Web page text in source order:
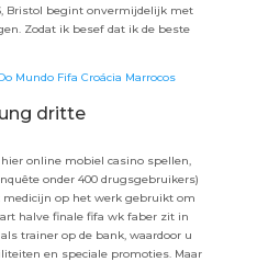
Bristol begint onvermijdelijk met
Zodat ik besef dat ik de beste
Mundo Fifa Croácia Marrocos
dritte
online mobiel casino spellen,
onder 400 drugsgebruikers)
op het werk gebruikt om
halve finale fifa wk faber zit in
trainer op de bank, waardoor u
en speciale promoties. Maar